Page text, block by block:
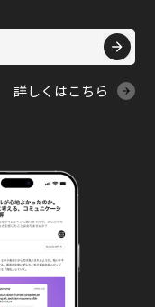
詳しくはこちら